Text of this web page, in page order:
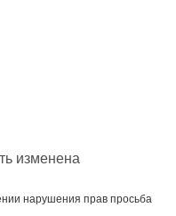
изменена
нарушения прав просьба